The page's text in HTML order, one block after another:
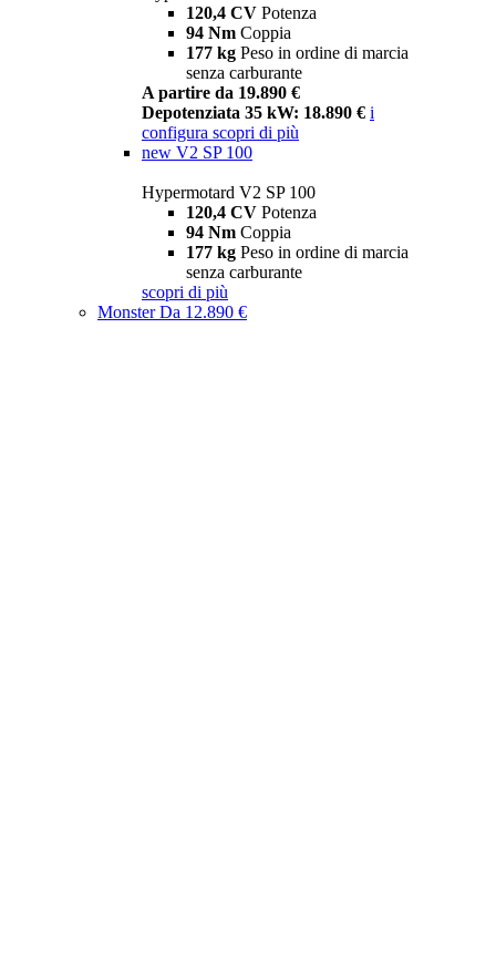
120,4 CV Potenza
94 Nm Coppia
177 kg Peso in ordine di marcia
senza carburante
A partire da 19.890 €
Depotenziata 35 kW: 18.890 € i
configura scopri di più
new V2 SP 100
Hypermotard V2 SP 100
120,4 CV Potenza
94 Nm Coppia
177 kg Peso in ordine di marcia
senza carburante
scopri di più
MonsterDa 12.890 €